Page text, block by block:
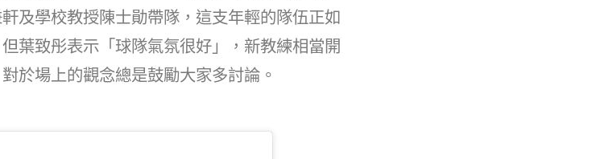
及學校教授陳士勛帶隊，這支年輕的隊伍正如
葉致彤表示「球隊氣氛很好」，新教練相當開
於場上的觀念總是鼓勵大家多討論。